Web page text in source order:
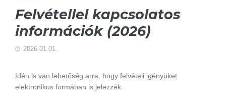
Felvétellel kapcsolatos
információk (2026)
2026.01.01.
Idén is van lehetőség arra, hogy felvételi igényüket
elektronikus formában is jelezzék.